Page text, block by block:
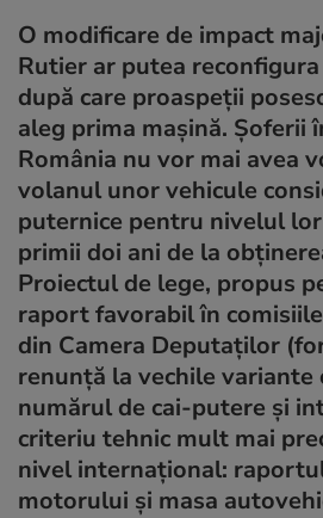
O modificare de impact
Rutier ar putea
după care proaspeții
aleg prima mașină. Șoferii
România nu vor mai avea
volanul unor vehicule
puternice pentru nivelul
primii doi ani de la
Proiectul de lege, propus
raport favorabil în
din Camera Deputaților
renunță la vechile variante
numărul de cai-putere și
criteriu tehnic mult mai
nivel internațional:
motorului și masa